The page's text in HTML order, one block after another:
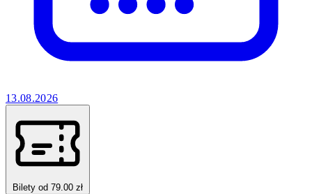
13.08.2026
Bilety od 79.00 zł